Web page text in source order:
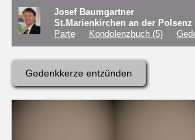
Josef Baumgartner
St.Marienkirchen an der Polsenz
Parte
Kondolenzbuch (5)
Gedenkkerze entzünden